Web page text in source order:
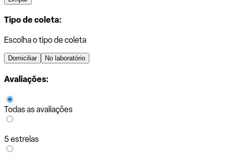
Tipo de coleta:
Escolha o tipo de coleta
Domiciliar No laboratório
Avaliações:
Todas as avaliações
5 estrelas